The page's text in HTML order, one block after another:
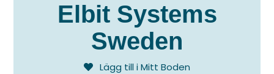
Elbit Systems
Sweden
Lägg till i Mitt Boden